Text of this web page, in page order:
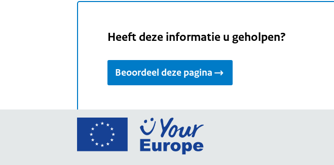
Heeft deze informatie u geholpen?
Beoordeel deze pagina
Ga